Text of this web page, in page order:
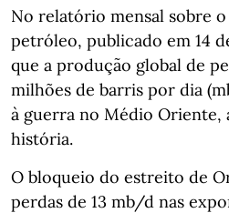
No relatório mensal sobre
petróleo, publicado em 14
que a produção global de
milhões de barris por dia
à guerra no Médio Oriente,
história.
O bloqueio do estreito de
perdas de 13 mb/d nas